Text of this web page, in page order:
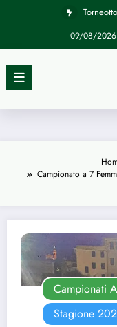
09/08/2026
Campionato a 7
Campionati
Stagione